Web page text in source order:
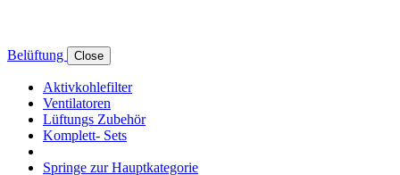
Belüftung Close
Aktivkohlefilter
Ventilatoren
Lüftungs Zubehör
Komplett- Sets
Springe zur Hauptkategorie